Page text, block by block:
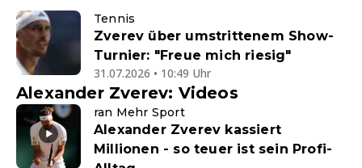
Tennis
Zverev über umstrittenem Show-
Turnier: "Freue mich riesig"
31.07.2026 • 10:49 Uhr
Alexander Zverev: Videos
ran Mehr Sport
Alexander Zverev kassiert
Millionen - so teuer ist sein Profi-